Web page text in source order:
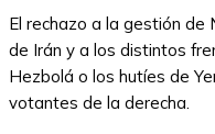
El rechazo a la gestión de
de Irán y a los distintos
Hezbolá o los hutíes de
votantes de la derecha.